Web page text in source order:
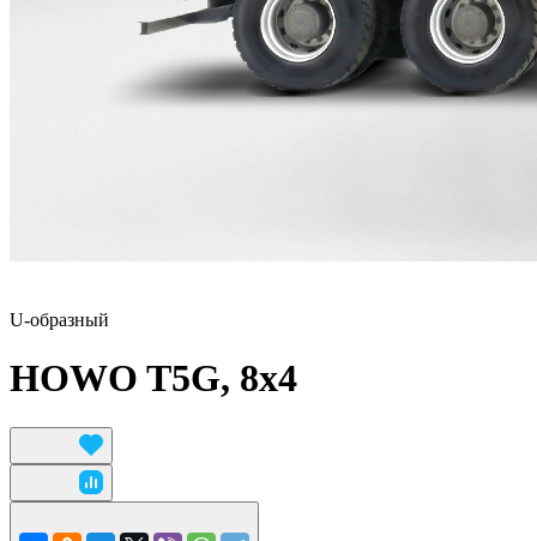
U-образный
HOWO T5G, 8x4